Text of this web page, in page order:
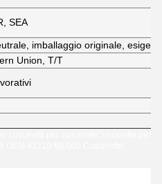
SEA
imballaggio originale,
Union, T/T